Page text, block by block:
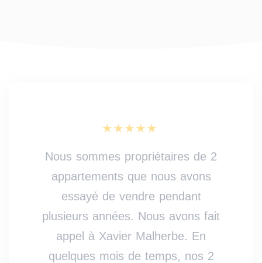
Nous sommes propriétaires de 2
appartements que nous avons
essayé de vendre pendant
plusieurs années. Nous avons fait
appel à Xavier Malherbe. En
quelques mois de temps, nos 2